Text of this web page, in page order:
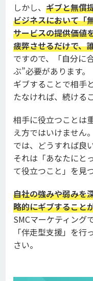
しかし、ギブと無償
ビジネスにおいて
サービスの提供価値
疲弊させるだけで、
ですので、「自分に
ぶ”必要があります。
ギブすることで相手
たなければ、続ける
相手に役立つことは
え方ではいけません。
では、どうすれば良
それは「あなたにと
て役立つこと」を見
自社の強みや弱みを
略的にギブすること
SMCマーケティング
「伴走型支援」を行
さい。